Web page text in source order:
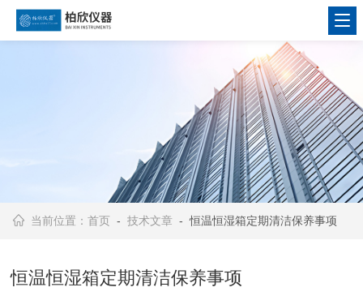
当前位置：首页 -技术文章 - 恒温恒湿箱定期清洁保养事项
恒温恒湿箱定期清洁保养事项